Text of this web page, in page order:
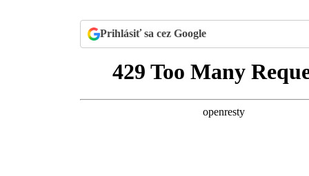
Prihlásiť sa cez Google